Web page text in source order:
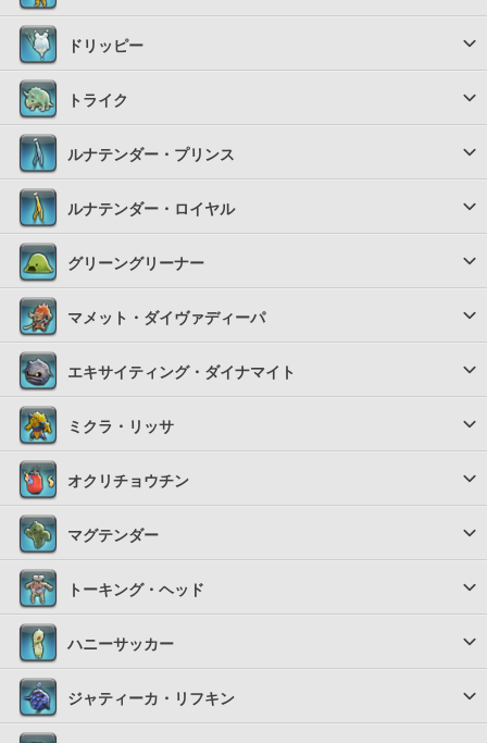
ドリッピー
トライク
ルナテンダー・プリンス
ルナテンダー・ロイヤル
グリーングリーナー
マメット・ダイヴァディーパ
エキサイティング・ダイナマイト
ミクラ・リッサ
オクリチョウチン
マグテンダー
トーキング・ヘッド
ハニーサッカー
ジャティーカ・リフキン